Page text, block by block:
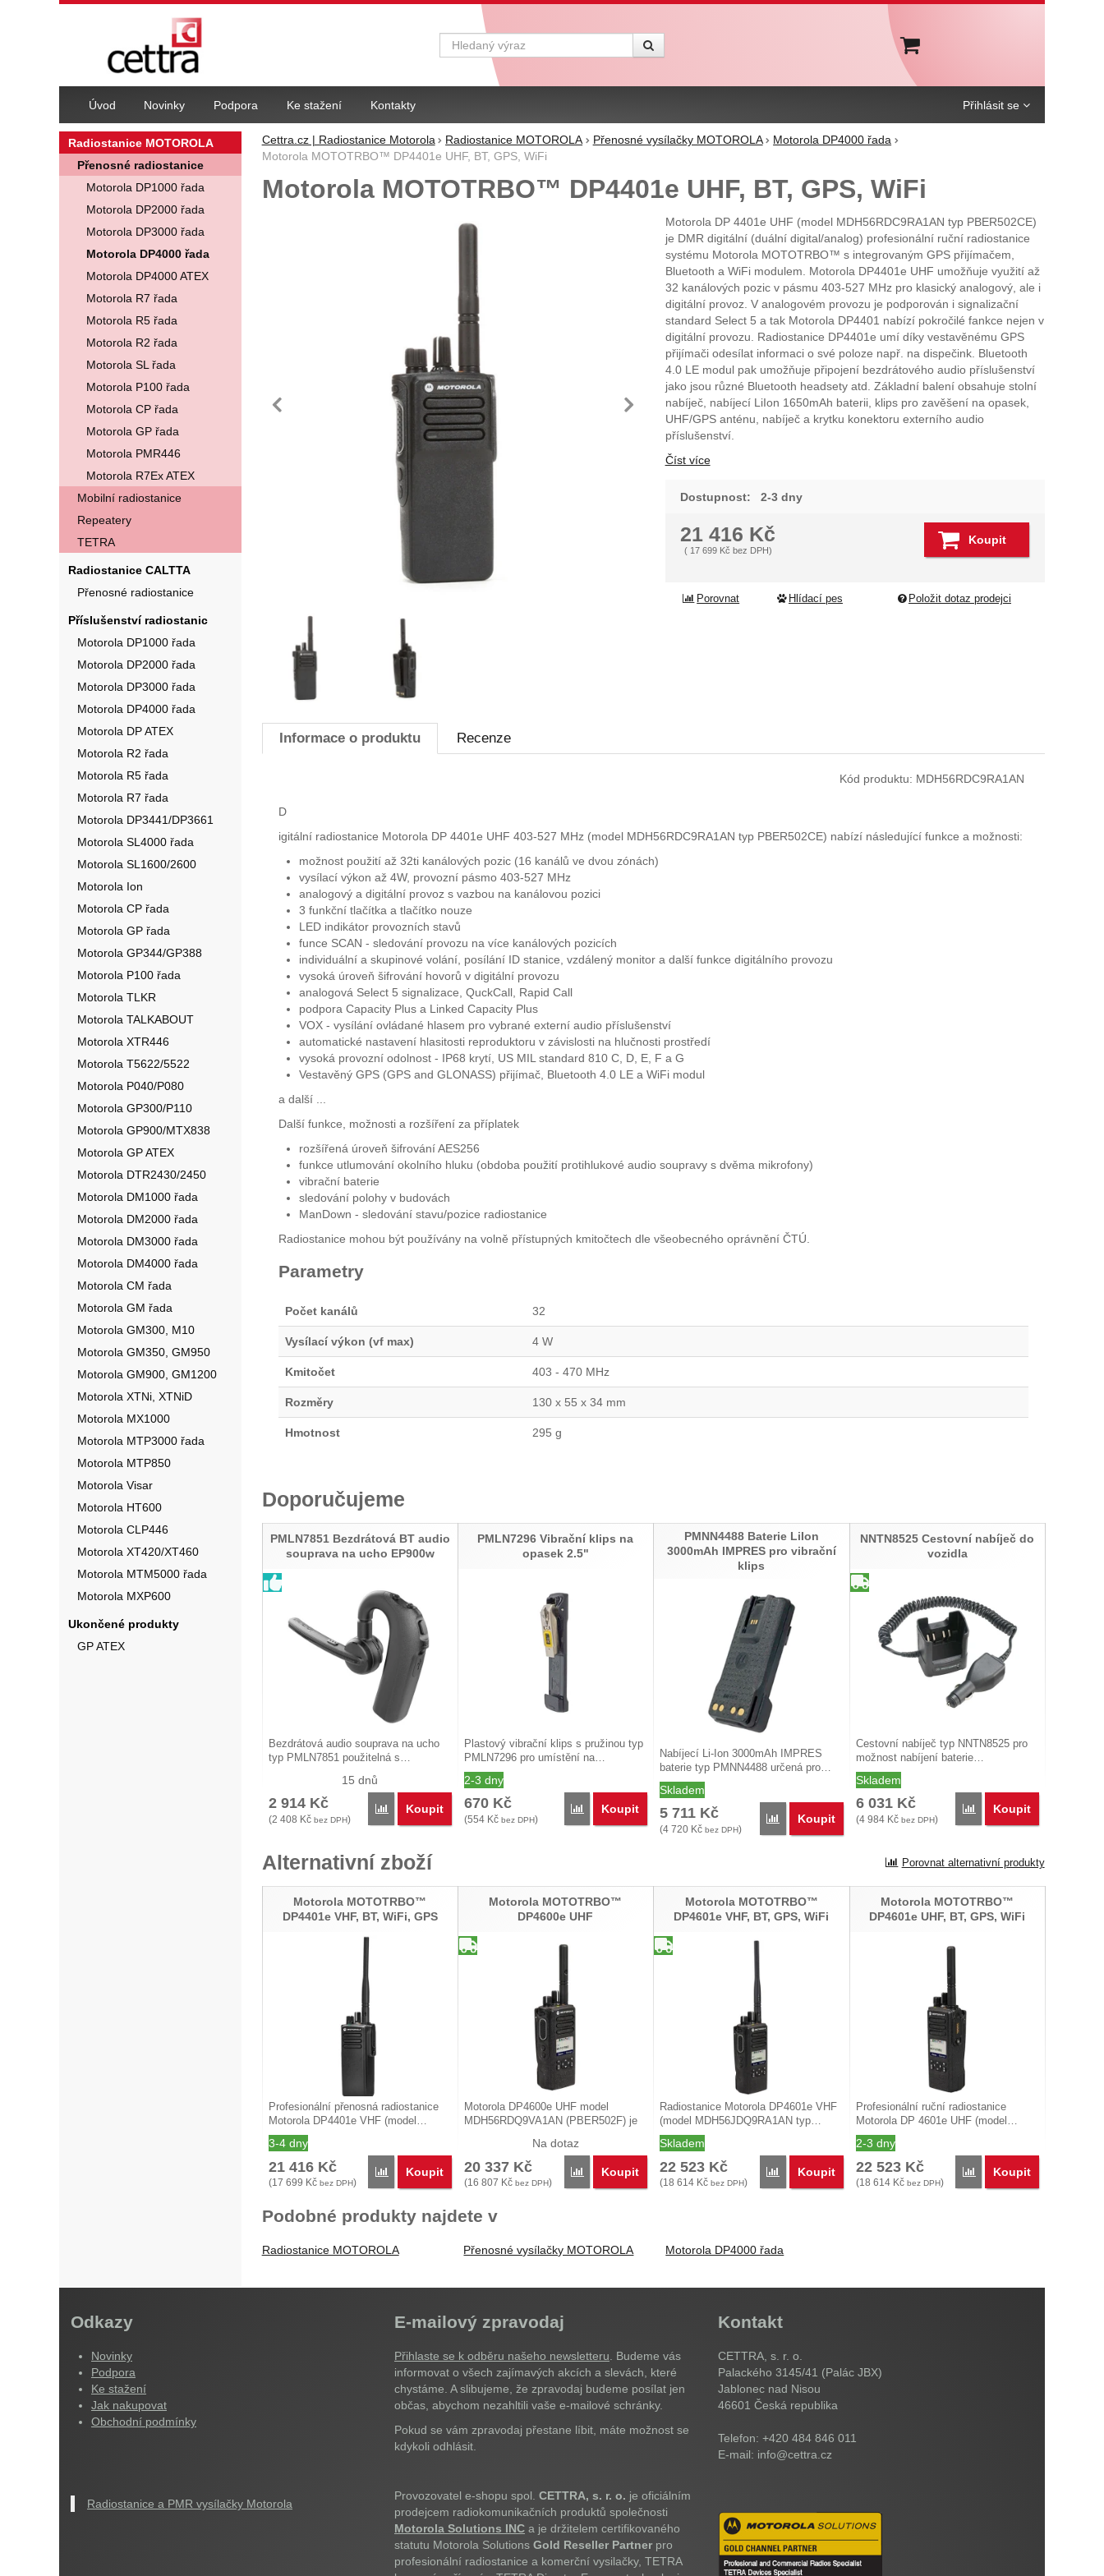
Cettra.cz | Radiostanice Motorola Radiostanice MOTOROLA Přenosné vysílačky MOTOROLA
Motorola DP4000 řada
Motorola MOTOTRBO™ DP4401e UHF, BT, GPS, WiFi
Motorola MOTOTRBO™ DP4401e UHF, BT, GPS, WiFi
předchozí následující
Fotografie
Motorola DP 4401e UHF (model MDH56RDC9RA1AN typ PBER502CE)
je DMR digitální (duální digital/analog) profesionální ruční radiostanice
systému Motorola MOTOTRBO™ s integrovaným GPS přijímačem,
Bluetooth a WiFi modulem. Motorola DP4401e UHF umožňuje využití až
32 kanálových pozic v pásmu 403-527 MHz pro klasický analogový, ale i
digitální provoz. V analogovém provozu je podporován i signalizační
standard Select 5 a tak Motorola DP4401 nabízí pokročilé fankce nejen v
digitální provozu. Radiostanice DP4401e umí díky vestavěnému GPS
přijímači odesílat informaci o své poloze např. na dispečink. Bluetooth
4.0 LE modul pak umožňuje připojení bezdrátového audio příslušenství
jako jsou různé Bluetooth headsety atd. Základní balení obsahuje stolní
nabíječ, nabíjecí LiIon 1650mAh baterii, klips pro zavěšení na opasek,
UHF/GPS anténu, nabíječ a krytku konektoru externího audio
příslušenství.
Číst více
Dostupnost: 2-3 dny
21 416 Kč
(17 699 Kč bez DPH)
Koupit
Porovnat Hlídací pes Položit dotaz prodejci
Informace o produktu Recenze
Kód produktu: MDH56RDC9RA1AN
D
igitální radiostanice Motorola DP 4401e UHF 403-527 MHz (model MDH56RDC9RA1AN typ PBER502CE) nabízí následující funkce a možnosti:
možnost použití až 32ti kanálových pozic (16 kanálů ve dvou zónách)
vysílací výkon až 4W, provozní pásmo 403-527 MHz
analogový a digitální provoz s vazbou na kanálovou pozici
3 funkční tlačítka a tlačítko nouze
LED indikátor provozních stavů
funce SCAN - sledování provozu na více kanálových pozicích
individuální a skupinové volání, posílání ID stanice, vzdálený monitor a další funkce digitálního provozu
vysoká úroveň šifrování hovorů v digitální provozu
analogová Select 5 signalizace, QuckCall, Rapid Call
podpora Capacity Plus a Linked Capacity Plus
VOX - vysílání ovládané hlasem pro vybrané externí audio příslušenství
automatické nastavení hlasitosti reproduktoru v závislosti na hlučnosti prostředí
vysoká provozní odolnost - IP68 krytí, US MIL standard 810 C, D, E, F a G
Vestavěný GPS (GPS and GLONASS) přijímač, Bluetooth 4.0 LE a WiFi modul
a další ...
Další funkce, možnosti a rozšíření za příplatek
rozšířená úroveň šifrování AES256
funkce utlumování okolního hluku (obdoba použití protihlukové audio soupravy s dvěma mikrofony)
vibrační baterie
sledování polohy v budovách
ManDown - sledování stavu/pozice radiostanice
Radiostanice mohou být používány na volně přístupných kmitočtech dle všeobecného oprávnění ČTÚ.
Parametry
Počet kanálů 32
Vysílací výkon (vf max) 4 W
Kmitočet 403 - 470 MHz
Rozměry 130 x 55 x 34 mm
Hmotnost 295 g
Doporučujeme
PMLN7851 Bezdrátová BT audio
souprava na ucho EP900w
Bezdrátová audio souprava na ucho
typ PMLN7851 použitelná s…
15 dnů
2 914 Kč
(2 408 Kč bez DPH)
Porovnat
Koupit
PMLN7296 Vibrační klips na
opasek 2.5"
Plastový vibrační klips s pružinou typ
PMLN7296 pro umístění na…
2-3 dny
670 Kč
(554 Kč bez DPH)
Porovnat
Koupit
PMNN4488 Baterie LiIon
3000mAh IMPRES pro vibrační
klips
Nabíjecí Li-Ion 3000mAh IMPRES
baterie typ PMNN4488 určená pro…
Skladem
5 711 Kč
(4 720 Kč bez DPH)
Porovnat
Koupit
NNTN8525 Cestovní nabíječ do
vozidla
Cestovní nabíječ typ NNTN8525 pro
možnost nabíjení baterie…
Skladem
6 031 Kč
(4 984 Kč bez DPH)
Porovnat
Koupit
Alternativní zboží Porovnat alternativní produkty
Motorola MOTOTRBO™
DP4401e VHF, BT, WiFi, GPS
Profesionální přenosná radiostanice
Motorola DP4401e VHF (model…
3-4 dny
21 416 Kč
(17 699 Kč bez DPH)
Porovnat
Koupit
Motorola MOTOTRBO™
DP4600e UHF
Motorola DP4600e UHF model
MDH56RDQ9VA1AN (PBER502F) je
Na dotaz
20 337 Kč
(16 807 Kč bez DPH)
Porovnat
Koupit
Motorola MOTOTRBO™
DP4601e VHF, BT, GPS, WiFi
Radiostanice Motorola DP4601e VHF
(model MDH56JDQ9RA1AN typ…
Skladem
22 523 Kč
(18 614 Kč bez DPH)
Porovnat
Koupit
Motorola MOTOTRBO™
DP4601e UHF, BT, GPS, WiFi
Profesionální ruční radiostanice
Motorola DP 4601e UHF (model…
2-3 dny
22 523 Kč
(18 614 Kč bez DPH)
Porovnat
Koupit
Podobné produkty najdete v
Radiostanice MOTOROLA Přenosné vysílačky MOTOROLA Motorola DP4000 řada
Radiostanice MOTOROLA
Přenosné radiostanice
Motorola DP1000 řada
Motorola DP2000 řada
Motorola DP3000 řada
Motorola DP4000 řada
Motorola DP4000 ATEX
Motorola R7 řada
Motorola R5 řada
Motorola R2 řada
Motorola SL řada
Motorola P100 řada
Motorola CP řada
Motorola GP řada
Motorola PMR446
Motorola R7Ex ATEX
Mobilní radiostanice
Repeatery
TETRA
Radiostanice CALTTA
Přenosné radiostanice
Příslušenství radiostanic
Motorola DP1000 řada
Motorola DP2000 řada
Motorola DP3000 řada
Motorola DP4000 řada
Motorola DP ATEX
Motorola R2 řada
Motorola R5 řada
Motorola R7 řada
Motorola DP3441/DP3661
Motorola SL4000 řada
Motorola SL1600/2600
Motorola Ion
Motorola CP řada
Motorola GP řada
Motorola GP344/GP388
Motorola P100 řada
Motorola TLKR
Motorola TALKABOUT
Motorola XTR446
Motorola T5622/5522
Motorola P040/P080
Motorola GP300/P110
Motorola GP900/MTX838
Motorola GP ATEX
Motorola DTR2430/2450
Motorola DM1000 řada
Motorola DM2000 řada
Motorola DM3000 řada
Motorola DM4000 řada
Motorola CM řada
Motorola GM řada
Motorola GM300, M10
Motorola GM350, GM950
Motorola GM900, GM1200
Motorola XTNi, XTNiD
Motorola MX1000
Motorola MTP3000 řada
Motorola MTP850
Motorola Visar
Motorola HT600
Motorola CLP446
Motorola XT420/XT460
Motorola MTM5000 řada
Motorola MXP600
Ukončené produkty
GP ATEX
Navigace
Úvod Novinky Podpora Ke stažení Kontakty Přihlásit se
Vyhledávání
Odkazy
Novinky
Podpora
Ke stažení
Jak nakupovat
Obchodní podmínky
Radiostanice a PMR vysílačky Motorola
E-mailový zpravodaj
Přihlaste se k odběru našeho newsletteru . Budeme vás
informovat o všech zajímavých akcích a slevách, které
chystáme. A slibujeme, že zpravodaj budeme posílat jen
občas, abychom nezahltili vaše e-mailové schránky.
Pokud se vám zpravodaj přestane líbit, máte možnost se
kdykoli odhlásit.
Provozovatel e-shopu spol. CETTRA, s. r. o. je oficiálním
prodejcem radiokomunikačních produktů společnosti
Motorola Solutions INCa je držitelem certifikovaného
statutu Motorola Solutions Gold Reseller Partnerpro
profesionální radiostanice a komerční vysilačky, TETRA
Kontakt
CETTRA, s. r. o.
Palackého 3145/41 (Palác JBX)
Jablonec nad Nisou
46601 Česká republika
Telefon: +420 484 846 011
E-mail: info@cettra.cz